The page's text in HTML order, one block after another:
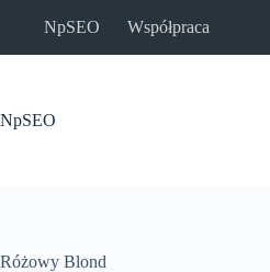
NpSEO Współpraca
NpSEO
Różowy Blond